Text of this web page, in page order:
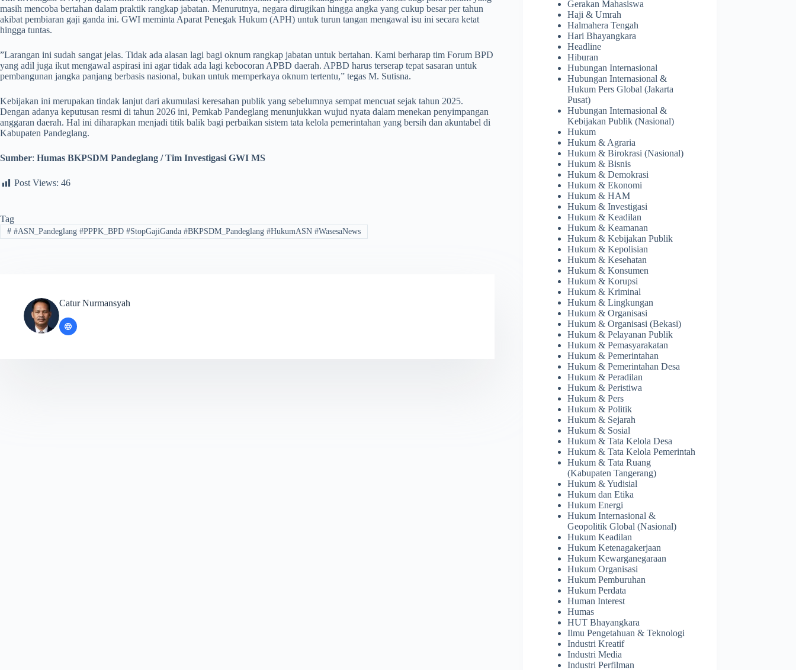
masih mencoba bertahan dalam praktik rangkap jabatan. Menurutnya, negara dirugikan hingga angka yang cukup besar per tahun
akibat pembiaran gaji ganda ini. GWI meminta Aparat Penegak Hukum (APH) untuk turun tangan mengawal isu ini secara ketat
hingga tuntas.
​”Larangan ini sudah sangat jelas. Tidak ada alasan lagi bagi oknum rangkap jabatan untuk bertahan. Kami berharap tim Forum BPD
yang adil juga ikut mengawal aspirasi ini agar tidak ada lagi kebocoran APBD daerah. APBD harus terserap tepat sasaran untuk
pembangunan jangka panjang berbasis nasional, bukan untuk memperkaya oknum tertentu,” tegas M. Sutisna.
​Kebijakan ini merupakan tindak lanjut dari akumulasi keresahan publik yang sebelumnya sempat mencuat sejak tahun 2025.
Dengan adanya keputusan resmi di tahun 2026 ini, Pemkab Pandeglang menunjukkan wujud nyata dalam menekan penyimpangan
anggaran daerah. Hal ini diharapkan menjadi titik balik bagi perbaikan sistem tata kelola pemerintahan yang bersih dan akuntabel di
Kabupaten Pandeglang.
Sumber: Humas BKPSDM Pandeglang / Tim Investigasi GWI MS
Post Views: 46
Tag
##ASN_Pandeglang #PPPK_BPD #StopGajiGanda #BKPSDM_Pandeglang #HukumASN #WasesaNews
Catur Nurmansyah
Gerakan Mahasiswa
Haji & Umrah
Halmahera Tengah
Hari Bhayangkara
Headline
Hiburan
Hubungan Internasional
Hubungan Internasional &
Hukum Pers Global (Jakarta
Pusat)
Hubungan Internasional &
Kebijakan Publik (Nasional)
Hukum
Hukum & Agraria
Hukum & Birokrasi (Nasional)
Hukum & Bisnis
Hukum & Demokrasi
Hukum & Ekonomi
Hukum & HAM
Hukum & Investigasi
Hukum & Keadilan
Hukum & Keamanan
Hukum & Kebijakan Publik
Hukum & Kepolisian
Hukum & Kesehatan
Hukum & Konsumen
Hukum & Korupsi
Hukum & Kriminal
Hukum & Lingkungan
Hukum & Organisasi
Hukum & Organisasi (Bekasi)
Hukum & Pelayanan Publik
Hukum & Pemasyarakatan
Hukum & Pemerintahan
Hukum & Pemerintahan Desa
Hukum & Peradilan
Hukum & Peristiwa
Hukum & Pers
Hukum & Politik
Hukum & Sejarah
Hukum & Sosial
Hukum & Tata Kelola Desa
Hukum & Tata Kelola Pemerintah
Hukum & Tata Ruang
(Kabupaten Tangerang)
Hukum & Yudisial
Hukum dan Etika
Hukum Energi
Hukum Internasional &
Geopolitik Global (Nasional)
Hukum Keadilan
Hukum Ketenagakerjaan
Hukum Kewarganegaraan
Hukum Organisasi
Hukum Pemburuhan
Hukum Perdata
Human Interest
Humas
HUT Bhayangkara
Ilmu Pengetahuan & Teknologi
Industri Kreatif
Industri Media
Industri Perfilman